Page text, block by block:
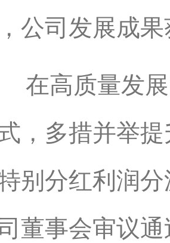
公司发展成
在高质量发
，多措并举
别分红利润
董事会审议